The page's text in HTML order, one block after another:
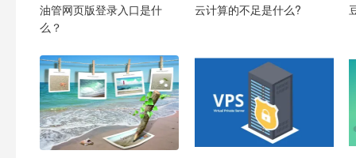
油管网页版登录入口是什
么？
云计算的不足是什么?